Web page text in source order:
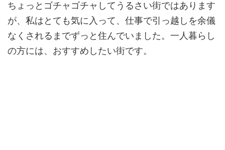
ちょっとゴチャゴチャしてうるさい街ではあります
が、私はとても気に入って、仕事で引っ越しを余儀
なくされるまでずっと住んでいました。一人暮らし
の方には、おすすめしたい街です。